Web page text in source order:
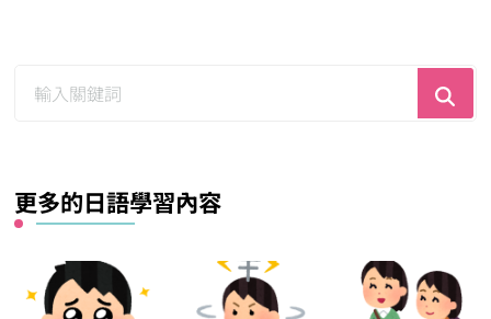
更多的日語學習內容